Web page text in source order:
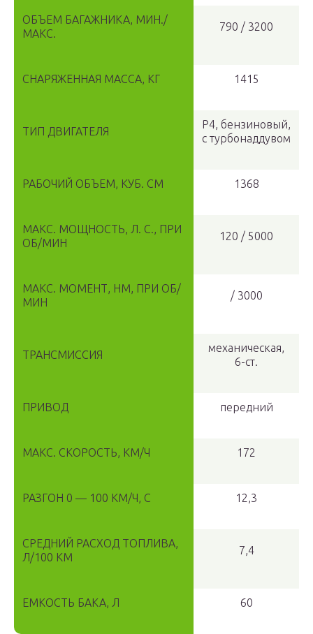
ОБЪЕМ БАГАЖНИКА, МИН./
МАКС.
790 / 3200
СНАРЯЖЕННАЯ МАССА, КГ 1415
ТИП ДВИГАТЕЛЯ
Р4, бензиновый,
с турбонаддувом
РАБОЧИЙ ОБЪЕМ, КУБ. СМ 1368
МАКС. МОЩНОСТЬ, Л. С., ПРИ
ОБ/МИН
120 / 5000
МАКС. МОМЕНТ, НМ, ПРИ ОБ/
МИН
/ 3000
ТРАНСМИССИЯ
механическая,
6-ст.
ПРИВОД передний
МАКС. СКОРОСТЬ, КМ/Ч 172
РАЗГОН 0 — 100 КМ/Ч, С 12,3
СРЕДНИЙ РАСХОД ТОПЛИВА,
Л/100 КМ
7,4
ЕМКОСТЬ БАКА, Л 60